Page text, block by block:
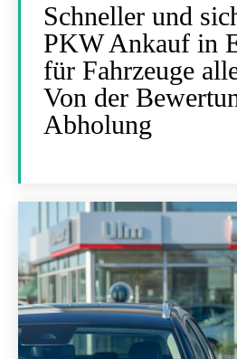
Schneller und
PKW Ankauf in
für Fahrzeuge
Von der
Abholung